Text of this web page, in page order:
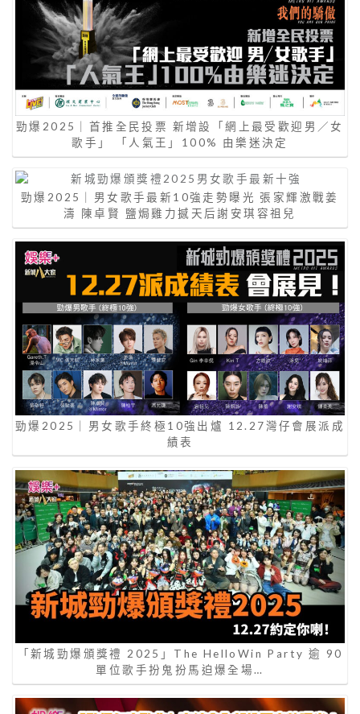
勁爆2025｜首推全民投票 新增設「網上最受歡迎男／女
歌手」 「人氣王」100% 由樂迷決定
勁爆2025｜男女歌手最新10強走勢曝光 張家輝激戰姜
濤 陳卓賢 鹽焗雞力撼天后謝安琪容祖兒
勁爆2025｜男女歌手終極10強出爐 12.27灣仔會展派成
績表
「新城勁爆頒獎禮 2025」The HelloWin Party 逾 90
單位歌手扮鬼扮馬迫爆全場…